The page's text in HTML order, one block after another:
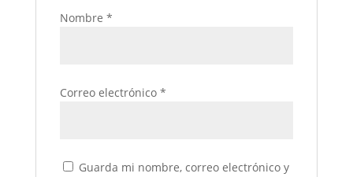
Nombre *
Correo electrónico *
Guarda mi nombre, correo electrónico y